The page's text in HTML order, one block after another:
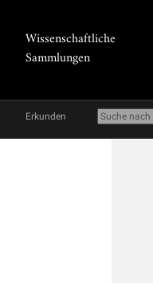
Wissenschaftliche
Sammlungen
Erkunden